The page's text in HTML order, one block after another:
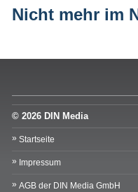
Nicht mehr im
© 2026 DIN Media
Startseite
Impressum
AGB der DIN Media GmbH